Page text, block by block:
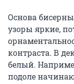
Основа
узоры яркие,
контраста. В
белый.
подоле